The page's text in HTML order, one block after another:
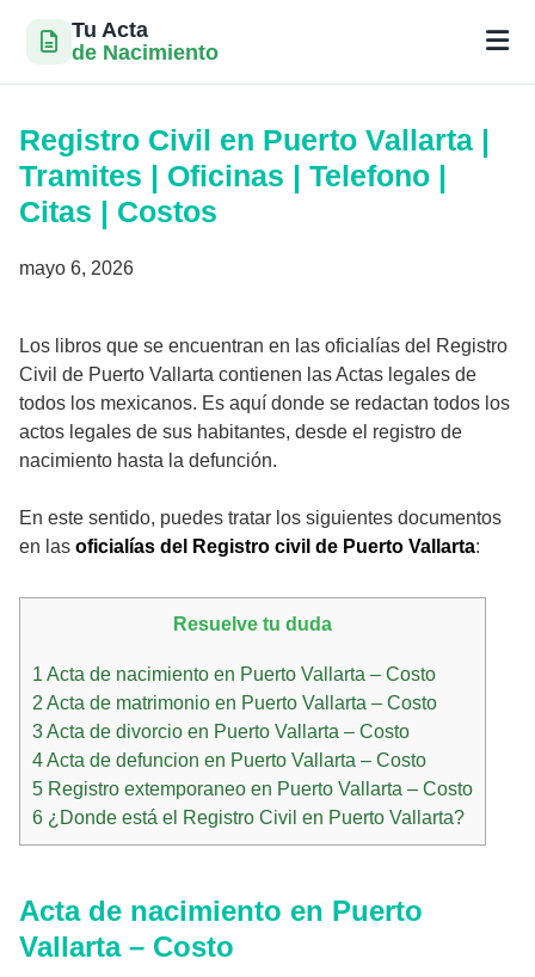
Tu Acta
de Nacimiento
contenido
Registro Civil en Puerto Vallarta |
Tramites | Oficinas | Telefono |
Citas | Costos
mayo 6, 2026
Los libros que se encuentran en las oficialías del Registro
Civil de Puerto Vallarta contienen las Actas legales de
todos los mexicanos. Es aquí donde se redactan todos los
actos legales de sus habitantes, desde el registro de
nacimiento hasta la defunción.
En este sentido, puedes tratar los siguientes documentos
en las oficialías del Registro civil de Puerto Vallarta:
Resuelve tu duda
1 Acta de nacimiento en Puerto Vallarta – Costo
2 Acta de matrimonio en Puerto Vallarta – Costo
3Acta de divorcio en Puerto Vallarta – Costo
4Acta de defuncion en Puerto Vallarta – Costo
5 Registro extemporaneo en Puerto Vallarta – Costo
6 ¿Donde está el Registro Civil en Puerto Vallarta?
Acta de nacimiento en Puerto
Vallarta – Costo